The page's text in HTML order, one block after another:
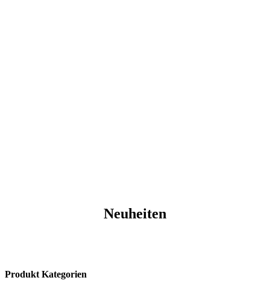
Neuheiten
Produkt Kategorien